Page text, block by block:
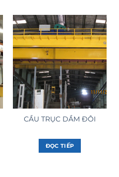
CẦU TRỤC DẦM ĐÔI
ĐỌC TIẾP